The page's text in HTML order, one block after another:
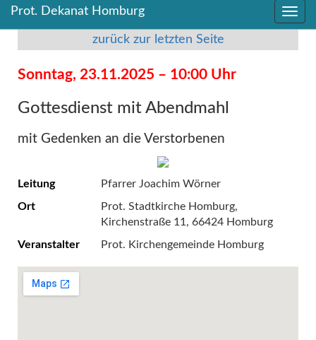
Inhalt
springen
Prot. Dekanat Homburg
Inhalt
springen
zurück zur letzten Seite
Sonntag, 23.11.2025 – 10:00 Uhr
Gottesdienst mit Abendmahl
mit Gedenken an die Verstorbenen
Leitung
Pfarrer Joachim Wörner
Ort
Prot. Stadtkirche Homburg,
Kirchenstraße 11, 66424 Homburg
Veranstalter
Prot. Kirchengemeinde Homburg